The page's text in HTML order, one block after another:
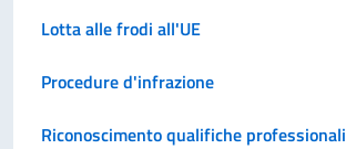
Lotta alle frodi all'UE
Procedure d'infrazione
Riconoscimento qualifiche professionali